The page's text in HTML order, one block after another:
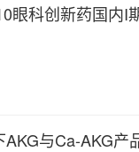
眼科创新药国内I
与Ca-AKG产